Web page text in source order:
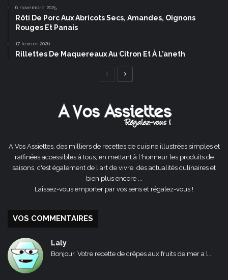
6 novembre 2025
Rôti De Porc Aux Abricots Secs, Amandes, Oignons
Rouges Et Panais
17 février 2026
Rillettes De Maquereaux Au Citron Et À L’aneth
Page
A Vos Assiettes, des milliers de recettes de cuisine illustrées simples et
raffinées accessibles à tous, en mettant à l'honneur les produits de
saisons, c'est également de l'art de vivre, des actualités culinaires et
bien plus encore ...
Laissez-vous emporter par vos sens et régalez-vous !
VOS COMMENTAIRES
Laly
Bonjour, Votre recette de crêpes aux fruits de mer a l...